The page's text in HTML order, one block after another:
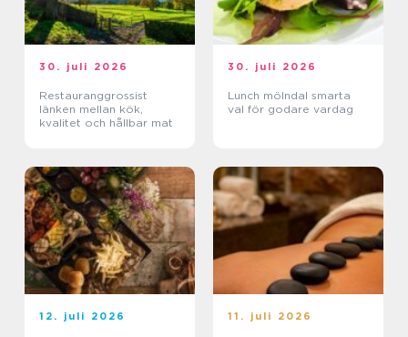
30. juli 2026
Restauranggrossist
länken mellan kök,
kvalitet och hållbar mat
30. juli 2026
Lunch mölndal smarta
val för godare vardag
12. juli 2026 11. juli 2026